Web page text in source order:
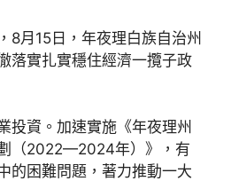
8月15日，年夜理白族自治州
落實扎實穩住經濟一攬子政
投資。加速實施《年夜理州
（2022—2024年）》，有
的困難問題，著力推動一大